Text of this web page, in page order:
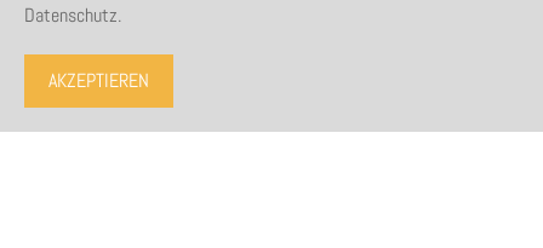
Datenschutz.
AKZEPTIEREN